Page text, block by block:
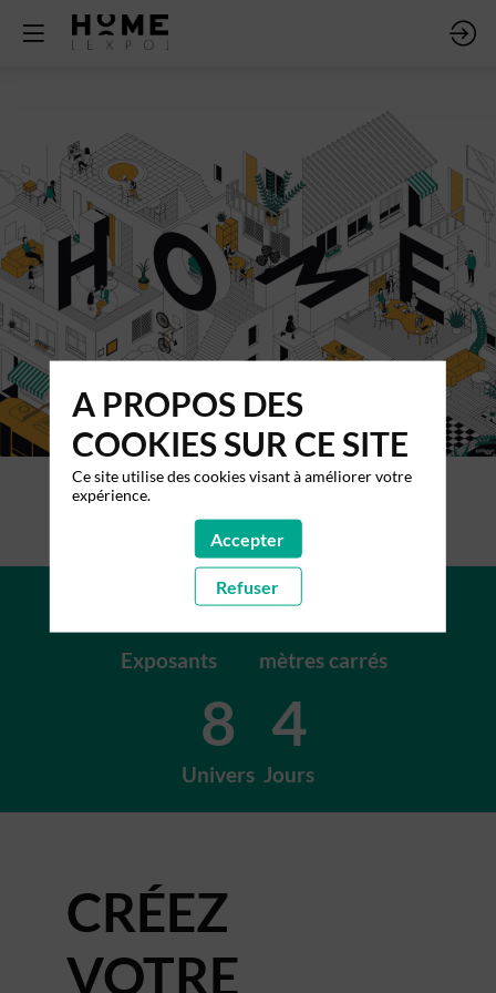
+200
Exposants
+15K
mètres carrés
8
Univers
4
Jours
CRÉEZ
VOTRE
A PROPOS DES
COOKIES SUR CE SITE
Ce site utilise des cookies visant à améliorer votre
expérience.
Accepter
Refuser